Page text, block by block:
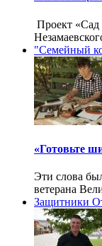
Проект
"Семейный
«Готовьте
Эти слова
ветерана
Защитники